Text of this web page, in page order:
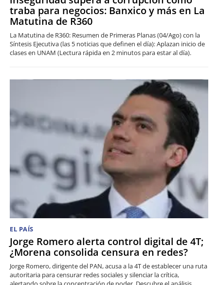
traba para negocios: Banxico y más en La
Matutina de R360
La Matutina de R360: Resumen de Primeras Planas (04/Ago) con la
Síntesis Ejecutiva (las 5 noticias que definen el día): Aplazan inicio de
clases en UNAM (Lectura rápida en 2 minutos para estar al día).
EL PAÍS
Jorge Romero alerta control digital de 4T;
¿Morena consolida censura en redes?
Jorge Romero, dirigente del PAN, acusa a la 4T de establecer una ruta
autoritaria para censurar redes sociales y silenciar la crítica,